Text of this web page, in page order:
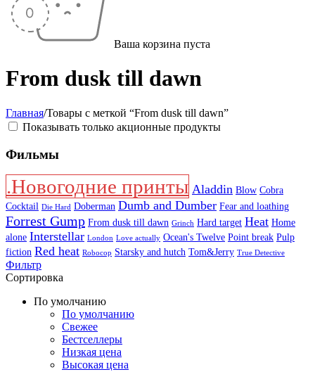
Ваша корзина пуста
From dusk till dawn
Главная/Товары с меткой “From dusk till dawn”
Показывать только акционные продукты
Фильмы
.Новогодние принты Aladdin Blow Cobra
Cocktail Die Hard Doberman Dumb and Dumber Fear and loathing
Forrest Gump From dusk till dawn Grinch Hard target Heat Home
alone Interstellar London Love actually Ocean's Twelve Point break Pulp
fiction Red heat Robocop Starsky and hutch Tom&Jerry True Detective
Фильтр
Сортировка
По умолчанию
По умолчанию
Свежее
Бестселлеры
Низкая цена
Высокая цена